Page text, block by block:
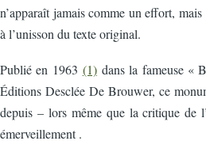
n’apparaît jamais comme un effort,
à l’unisson du texte original.
Publié en 1963 (1)dans la fameuse «
Éditions Desclée De Brouwer, ce
depuis – lors même que la critique de
émerveillement .